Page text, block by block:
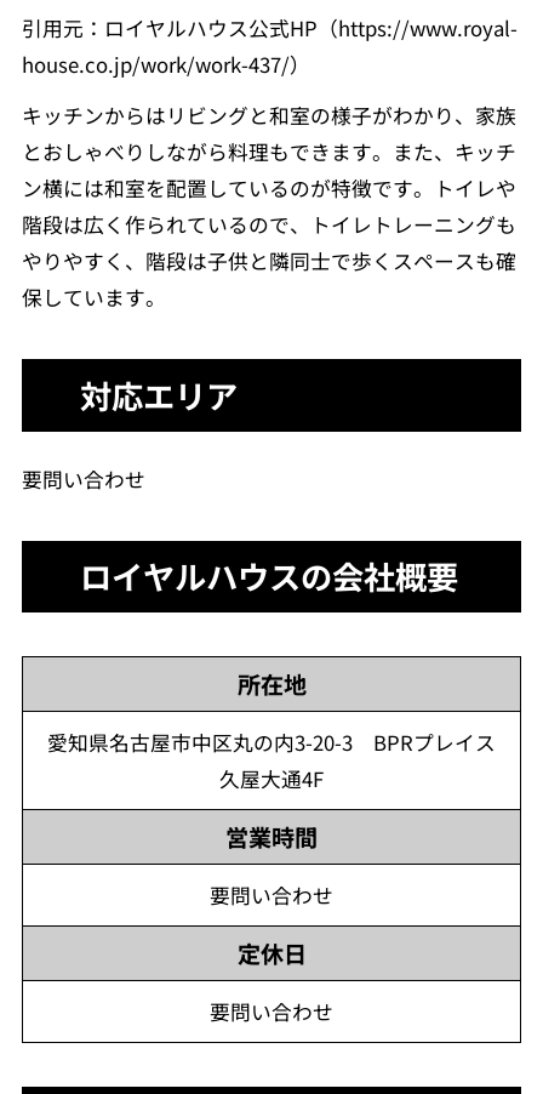
引用元：ロイヤルハウス公式HP（https://www.royal-
house.co.jp/work/work-437/）
キッチンからはリビングと和室の様子がわかり、家族
とおしゃべりしながら料理もできます。また、キッチ
ン横には和室を配置しているのが特徴です。トイレや
階段は広く作られているので、トイレトレーニングも
やりやすく、階段は子供と隣同士で歩くスペースも確
保しています。
対応エリア
要問い合わせ
ロイヤルハウスの会社概要
所在地
愛知県名古屋市中区丸の内3-20-3 BPRプレイス
久屋大通4F
営業時間
要問い合わせ
定休日
要問い合わせ